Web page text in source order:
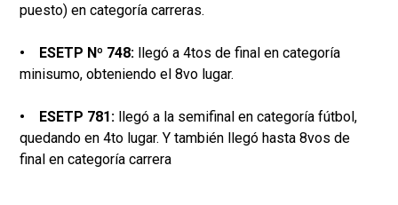
puesto) en categoría carreras.
• ESETP Nº 748: llegó a 4tos de final en categoría
minisumo, obteniendo el 8vo lugar.
• ESETP 781: llegó a la semifinal en categoría fútbol,
quedando en 4to lugar. Y también llegó hasta 8vos de
final en categoría carrera